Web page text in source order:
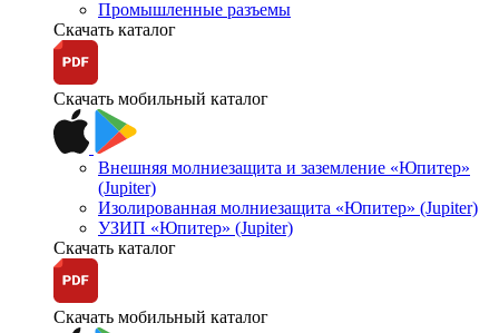
Промышленные разъемы
Скачать каталог
Скачать мобильный каталог
Внешняя молниезащита и заземление «Юпитер»
(Jupiter)
Изолированная молниезащита «Юпитер» (Jupiter)
УЗИП «Юпитер» (Jupiter)
Скачать каталог
Скачать мобильный каталог